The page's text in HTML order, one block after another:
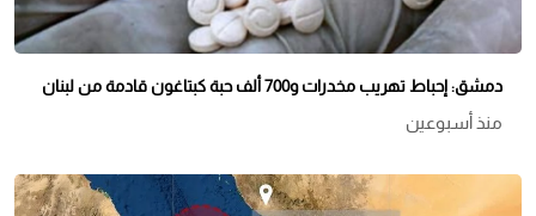
دمشق: إحباط تهريب مخدرات و700 ألف حبة كبتاغون قادمة من لبنان
منذ أسبوعين